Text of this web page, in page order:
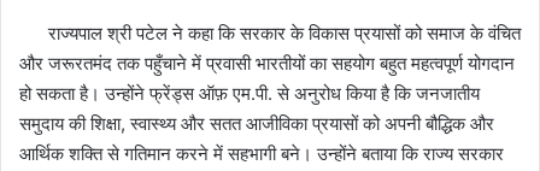
राज्यपाल श्री पटेल ने कहा कि सरकार के विकास प्रयासों को समाज के वंचित
और जरूरतमंद तक पहुँचाने में प्रवासी भारतीयों का सहयोग बहुत महत्वपूर्ण योगदान
हो सकता है। उन्होंने फ्रेंड्स ऑफ़ एम.पी. से अनुरोध किया है कि जनजातीय
समुदाय की शिक्षा, स्वास्थ्य और सतत आजीविका प्रयासों को अपनी बौद्धिक और
आर्थिक शक्ति से गतिमान करने में सहभागी बने। उन्होंने बताया कि राज्य सरकार